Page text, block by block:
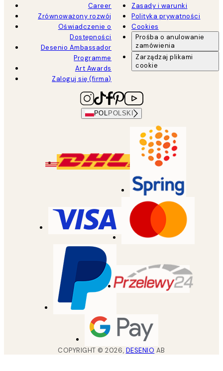
Career
Zrównoważony rozwój
Oświadczenie o
Dostępności
Desenio Ambassador
Programme
Art Awards
Zaloguj się (firma)
Zasady i warunki
Polityka prywatności
Cookies
Prośba o anulowanie
zamówienia
Zarządzaj plikami
cookie
POL POLSKI
COPYRIGHT ©2026, DESENIO AB